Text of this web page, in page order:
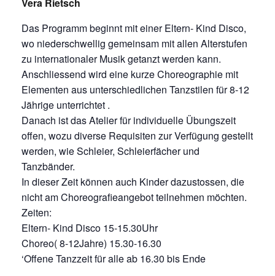
Vera Rietsch
Das Programm beginnt mit einer Eltern- Kind Disco,
wo niederschwellig gemeinsam mit allen Alterstufen
zu internationaler Musik getanzt werden kann.
Anschliessend wird eine kurze Choreographie mit
Elementen aus unterschiedlichen Tanzstilen für 8-12
Jährige unterrichtet .
Danach ist das Atelier für individuelle Übungszeit
offen, wozu diverse Requisiten zur Verfügung gestellt
werden, wie Schleier, Schleierfächer und
Tanzbänder.
In dieser Zeit können auch Kinder dazustossen, die
nicht am Choreografieangebot teilnehmen möchten.
Zeiten:
Eltern- Kind Disco 15-15.30Uhr
Choreo( 8-12Jahre) 15.30-16.30
‘Offene Tanzzeit für alle ab 16.30 bis Ende